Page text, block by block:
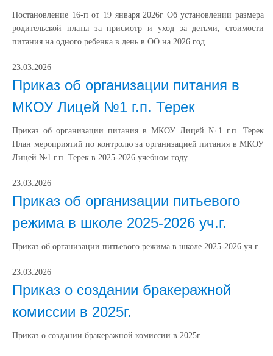
Постановление 16-п от 19 января 2026г Об установлении размера
родительской платы за присмотр и уход за детьми, стоимости
питания на одного ребенка в день в ОО на 2026 год
23.03.2026
Приказ об организации питания в
МКОУ Лицей №1 г.п. Терек
Приказ об организации питания в МКОУ Лицей №1 г.п. Терек
План мероприятий по контролю за организацией питания в МКОУ
Лицей №1 г.п. Терек в 2025-2026 учебном году
23.03.2026
Приказ об организации питьевого
режима в школе 2025-2026 уч.г.
Приказ об организации питьевого режима в школе 2025-2026 уч.г.
23.03.2026
Приказ о создании бракеражной
комиссии в 2025г.
Приказ о создании бракеражной комиссии в 2025г.